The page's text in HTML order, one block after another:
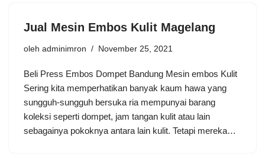
Jual Mesin Embos Kulit Magelang
oleh adminimron November 25, 2021
Beli Press Embos Dompet Bandung Mesin embos Kulit
Sering kita memperhatikan banyak kaum hawa yang
sungguh-sungguh bersuka ria mempunyai barang
koleksi seperti dompet, jam tangan kulit atau lain
sebagainya pokoknya antara lain kulit. Tetapi mereka…